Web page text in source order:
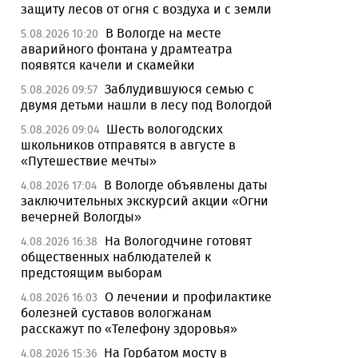
защиту лесов от огня с воздуха и с земли
5.08.2026 10:20
В Вологде на месте
аварийного фонтана у драмтеатра
появятся качели и скамейки
5.08.2026 09:57 Заблудившуюся семью с
двумя детьми нашли в лесу под Вологдой
5.08.2026 09:04 Шесть вологодских
школьников отправятся в августе в
«Путешествие мечты»
4.08.2026 17:04 В Вологде объявлены даты
заключительных экскурсий акции «Огни
вечерней Вологды»
4.08.2026 16:38
На Вологодчине готовят
общественных наблюдателей к
предстоящим выборам
4.08.2026 16:03 О лечении и профилактике
болезней суставов вологжанам
расскажут по «Телефону здоровья»
4.08.2026 15:36 На Горбатом мосту в